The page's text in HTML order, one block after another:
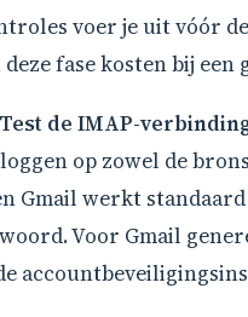
voer je uit vóór
fase kosten bij
de IMAP-
op zowel de
Gmail werkt
Voor Gmail